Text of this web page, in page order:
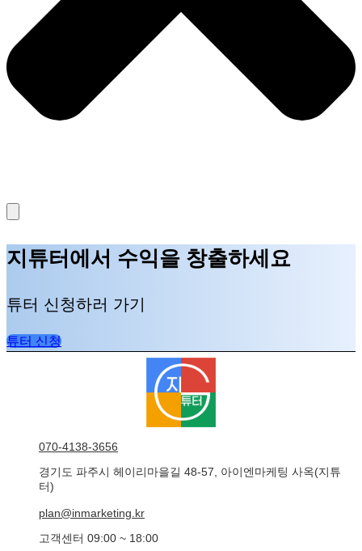
지튜터에서 수익을 창출하세요
튜터 신청하러 가기
튜터 신청
070-4138-3656
경기도 파주시 헤이리마을길 48-57, 아이엔마케팅 사옥(지튜
터)
plan@inmarketing.kr
고객센터 09:00 ~ 18:00